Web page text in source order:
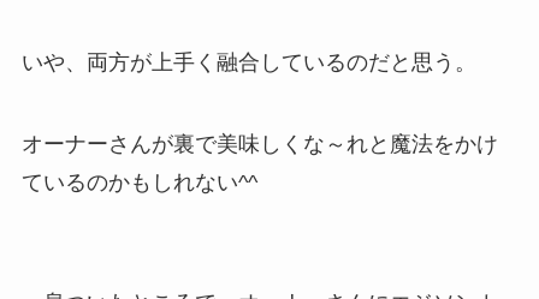
いや、両方が上手く融合しているのだと思う。
オーナーさんが裏で美味しくな～れと魔法をかけ
ているのかもしれない^^